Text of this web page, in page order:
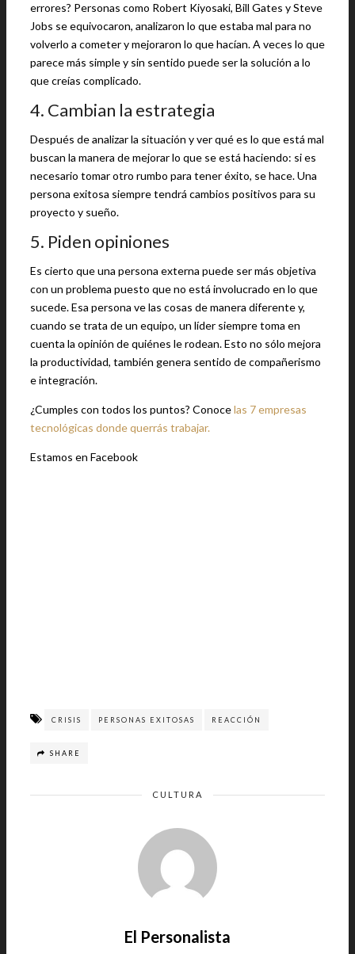
errores? Personas como Robert Kiyosaki, Bill Gates y Steve
Jobs se equivocaron, analizaron lo que estaba mal para no
volverlo a cometer y mejoraron lo que hacían. A veces lo que
parece más simple y sin sentido puede ser la solución a lo
que creías complicado.
4. Cambian la estrategia
Después de analizar la situación y ver qué es lo que está mal
buscan la manera de mejorar lo que se está haciendo: si es
necesario tomar otro rumbo para tener éxito, se hace. Una
persona exitosa siempre tendrá cambios positivos para su
proyecto y sueño.
5. Piden opiniones
Es cierto que una persona externa puede ser más objetiva
con un problema puesto que no está involucrado en lo que
sucede. Esa persona ve las cosas de manera diferente y,
cuando se trata de un equipo, un líder siempre toma en
cuenta la opinión de quiénes le rodean. Esto no sólo mejora
la productividad, también genera sentido de compañerismo
e integración.
¿Cumples con todos los puntos? Conocelas 7 empresas
tecnológicas donde querrás trabajar.
Estamos en Facebook
CRISIS PERSONAS EXITOSAS REACCIÓN
SHARE
CULTURA
El Personalista